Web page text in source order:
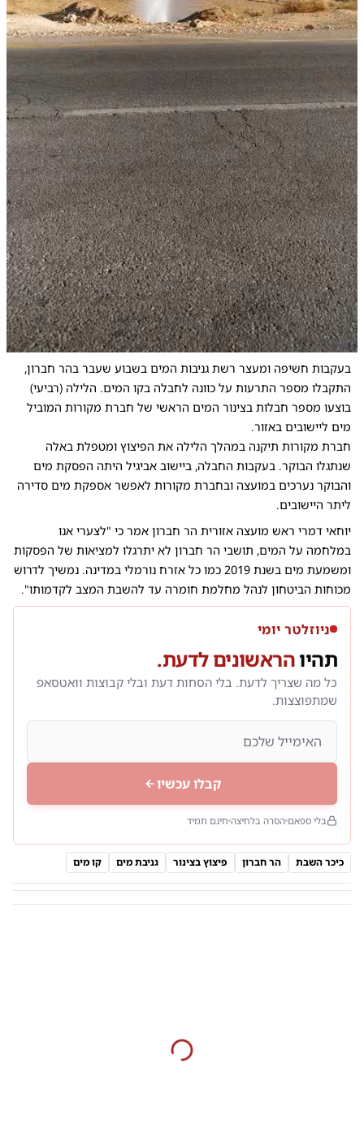
10 10 0:00 / 0:05
בעקבות חשיפה ומעצר רשת גניבות המים בשבוע שעבר בהר חברון,
התקבלו מספר התרעות על כוונה לחבלה בקו המים. הלילה (רביעי)
בוצעו מספר חבלות בצינור המים הראשי של חברת מקורות המוביל
מים ליישובים באזור.
חברת מקורות תיקנה במהלך הלילה את הפיצוץ ומטפלת באלה
שנתגלו הבוקר. בעקבות החבלה, ביישוב אביגיל היתה הפסקת מים
והבוקר נערכים במועצה ובחברת מקורות לאפשר אספקת מים סדירה
ליתר היישובים.
יוחאי דמרי ראש מועצה אזורית הר חברון אמר כי "לצערי אנו
במלחמה על המים, תושבי הר חברון לא יתרגלו למציאות של הפסקות
ומשמעת מים בשנת 2019 כמו כל אזרח נורמלי במדינה. נמשיך לדרוש
מכוחות הביטחון לנהל מחלמת חומרה עד להשבת המצב לקדמותו".
ניוזלטר יומי
תהיוהראשונים לדעת.
כל מה שצריך לדעת. בלי הסחות דעת ובלי קבוצות וואטסאפ
שמתפוצצות.
קבלו עכשיו
בלי ספאם הסרה בלחיצה חינם תמיד
כיכר השבת הר חברון פיצוץ בצינור גניבת מים קו מים